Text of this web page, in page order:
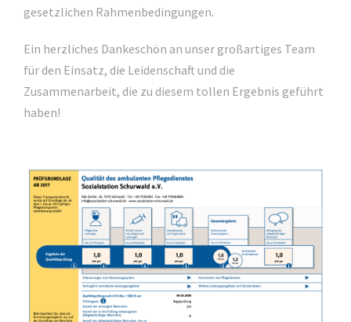
gesetzlichen Rahmenbedingungen.
Ein herzliches Dankeschön an unser großartiges Team
für den Einsatz, die Leidenschaft und die
Zusammenarbeit, die zu diesem tollen Ergebnis geführt
haben!